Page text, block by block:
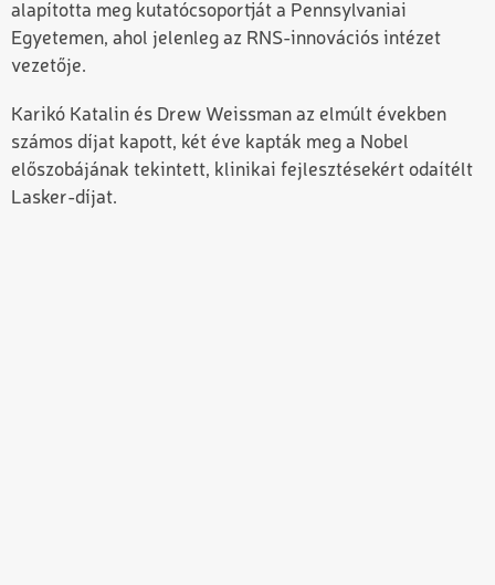
alapította meg kutatócsoportját a Pennsylvaniai
Egyetemen, ahol jelenleg az RNS-innovációs intézet
vezetője.
Karikó Katalin és Drew Weissman az elmúlt években
számos díjat kapott, két éve kapták meg a Nobel
előszobájának tekintett, klinikai fejlesztésekért odaítélt
Lasker-díjat.